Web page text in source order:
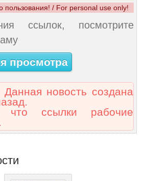
пользования! / For personal use only!
ссылок, посмотрите
просмотра
Данная новость создана
что ссылки рабочие